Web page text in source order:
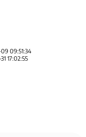
09:51:34
17:02:55